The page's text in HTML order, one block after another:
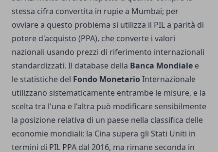
stessa cifra convertita in rupie a Mumbai; per
ovviare a questo problema si utilizza il PIL a parità di
potere d'acquisto (PPA), che converte i valori
nazionali usando prezzi di riferimento internazionali
standardizzati. Il database della Banca Mondiale e
le statistiche del Fondo Monetario Internazionale
utilizzano sistematicamente entrambe le misure, e la
scelta tra l'una e l'altra può modificare sensibilmente
la posizione relativa di un paese nella classifica delle
economie mondiali: la Cina supera gli Stati Uniti in
termini di PIL PPA dal 2016, ma rimane seconda in